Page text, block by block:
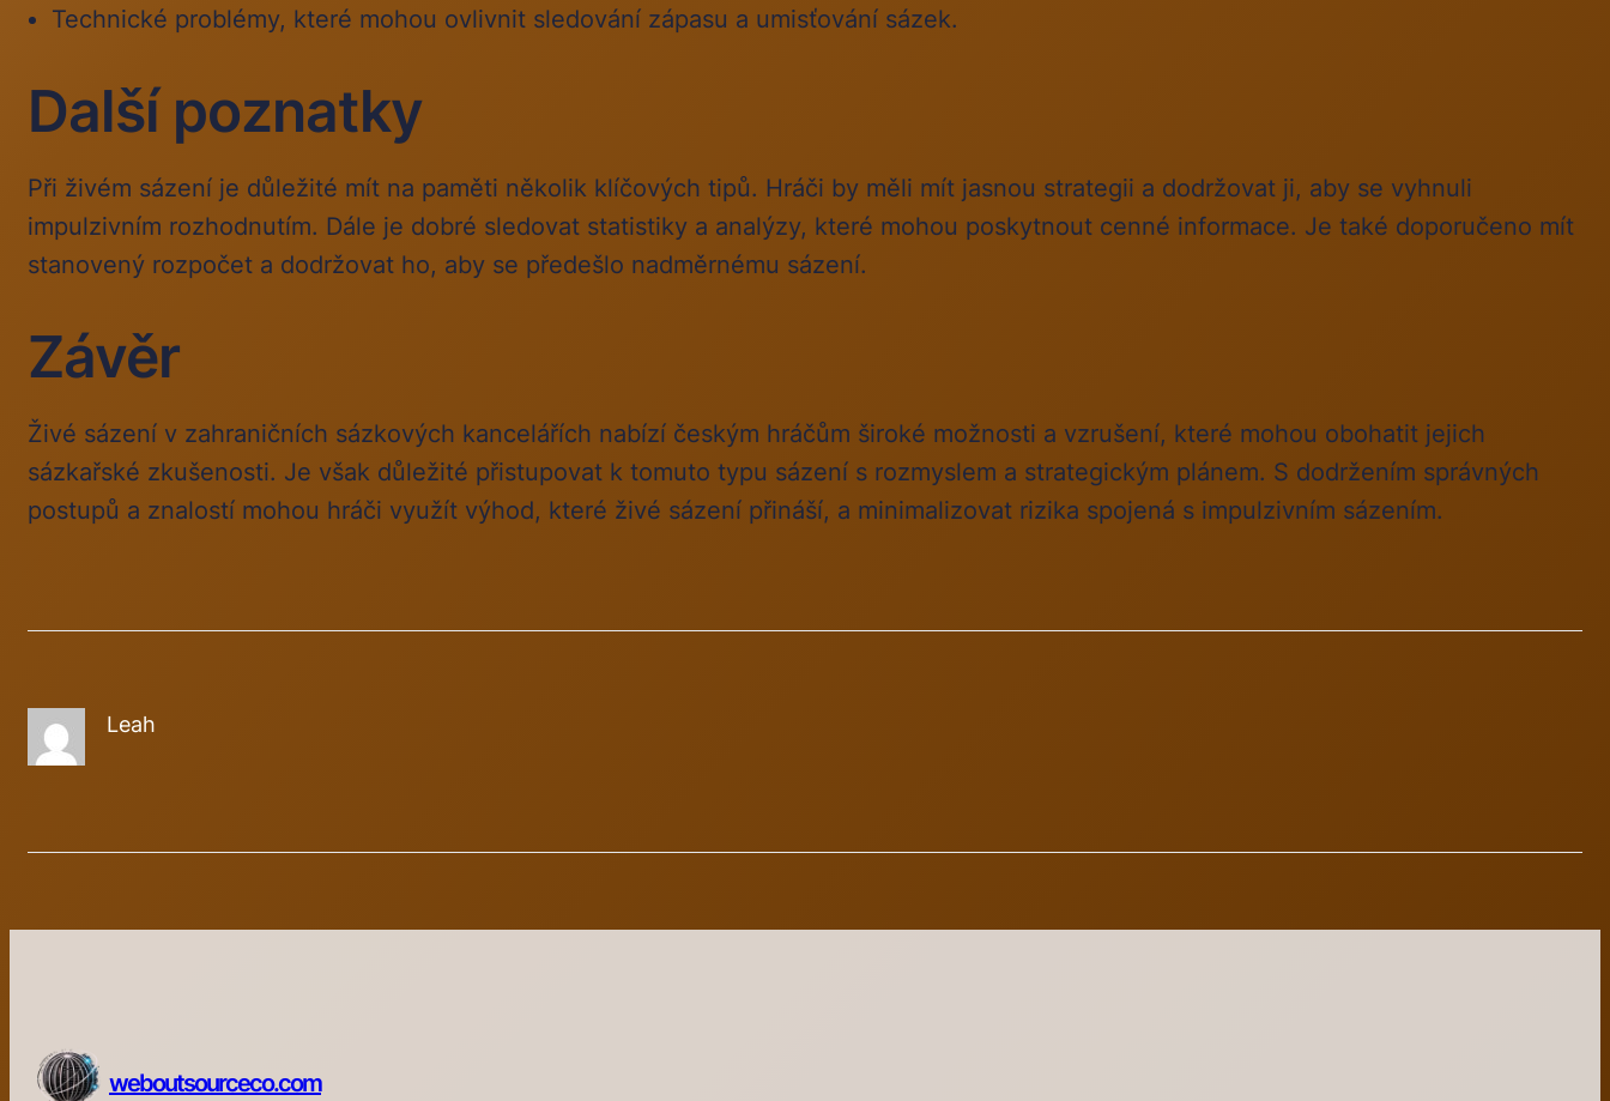
Technické problémy, které mohou ovlivnit sledování zápasu a umisťování sázek.
Další poznatky
Při živém sázení je důležité mít na paměti několik klíčových tipů. Hráči by měli mít jasnou strategii a dodržovat ji, aby se vyhnuli
impulzivním rozhodnutím. Dále je dobré sledovat statistiky a analýzy, které mohou poskytnout cenné informace. Je také doporučeno mít
stanovený rozpočet a dodržovat ho, aby se předešlo nadměrnému sázení.
Závěr
Živé sázení v zahraničních sázkových kancelářích nabízí českým hráčům široké možnosti a vzrušení, které mohou obohatit jejich
sázkařské zkušenosti. Je však důležité přistupovat k tomuto typu sázení s rozmyslem a strategickým plánem. S dodržením správných
postupů a znalostí mohou hráči využít výhod, které živé sázení přináší, a minimalizovat rizika spojená s impulzivním sázením.
Leah
weboutsourceco.com